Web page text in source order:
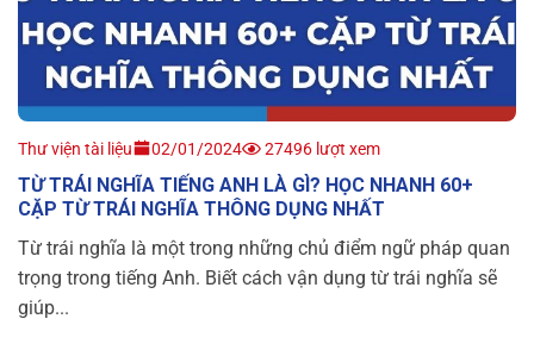
Thư viện tài liệu 02/01/2024 27496 lượt xem
TỪ TRÁI NGHĨA TIẾNG ANH LÀ GÌ? HỌC NHANH 60+
CẶP TỪ TRÁI NGHĨA THÔNG DỤNG NHẤT
Từ trái nghĩa là một trong những chủ điểm ngữ pháp quan
trọng trong tiếng Anh. Biết cách vận dụng từ trái nghĩa sẽ
giúp...